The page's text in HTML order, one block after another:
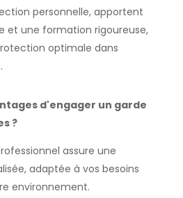
personnelle, apportent
et une formation rigoureuse,
optimale dans
d'engager un garde
?
assure une
adaptée à vos besoins
environnement.